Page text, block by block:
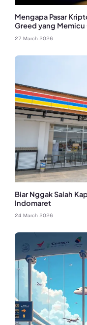
Mengapa Pasar
Greed yang
27 March 2026
Biar Nggak Salah
Indomaret
24 March 2026